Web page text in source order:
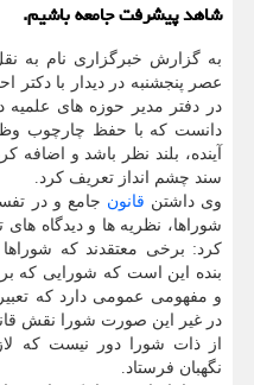
شاهد پیشرفت جامعه باشیم.
به گزارش خبرگزاری نام به
عصر پنجشنبه در دیدار با دکتر
در دفتر مدیر حوزه های علمیه
دانست که با حفظ چارچوب
آینده، بلند نظر باشد و اضافه
سند چشم انداز تعریف کرد.
وی داشتن قانون جامع و در
شوراها، نظریه ها و دیدگاه
کرد: برخی معتقدند که شوراها
بنده این است که شورایی که
و مفهومی عمومی دارد که
در غیر این صورت شورا نقش
از ذات شورا دور نیست که
نگهبان فرستاد.